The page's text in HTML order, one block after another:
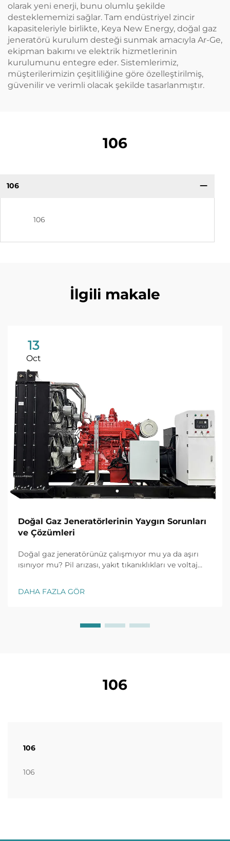
olarak yeni enerji, bunu olumlu şekilde
desteklememizi sağlar. Tam endüstriyel zincir
kapasiteleriyle birlikte, Keya New Energy, doğal gaz
jeneratörü kurulum desteği sunmak amacıyla Ar-Ge,
ekipman bakımı ve elektrik hizmetlerinin
kurulumunu entegre eder. Sistemlerimiz,
müşterilerimizin çeşitliliğine göre özelleştirilmiş,
güvenilir ve verimli olacak şekilde tasarlanmıştır.
106
106
106
İlgili makale
13
Oct
Doğal Gaz Jeneratörlerinin Yaygın Sorunları
ve Çözümleri
Doğal gaz jeneratörünüz çalışmıyor mu ya da aşırı
ısınıyor mu? Pil arızası, yakıt tıkanıklıkları ve voltaj
çözümleri keşfedin. Şimdi duruş süresini önleyin.
DAHA FAZLA GÖR
106
106
106